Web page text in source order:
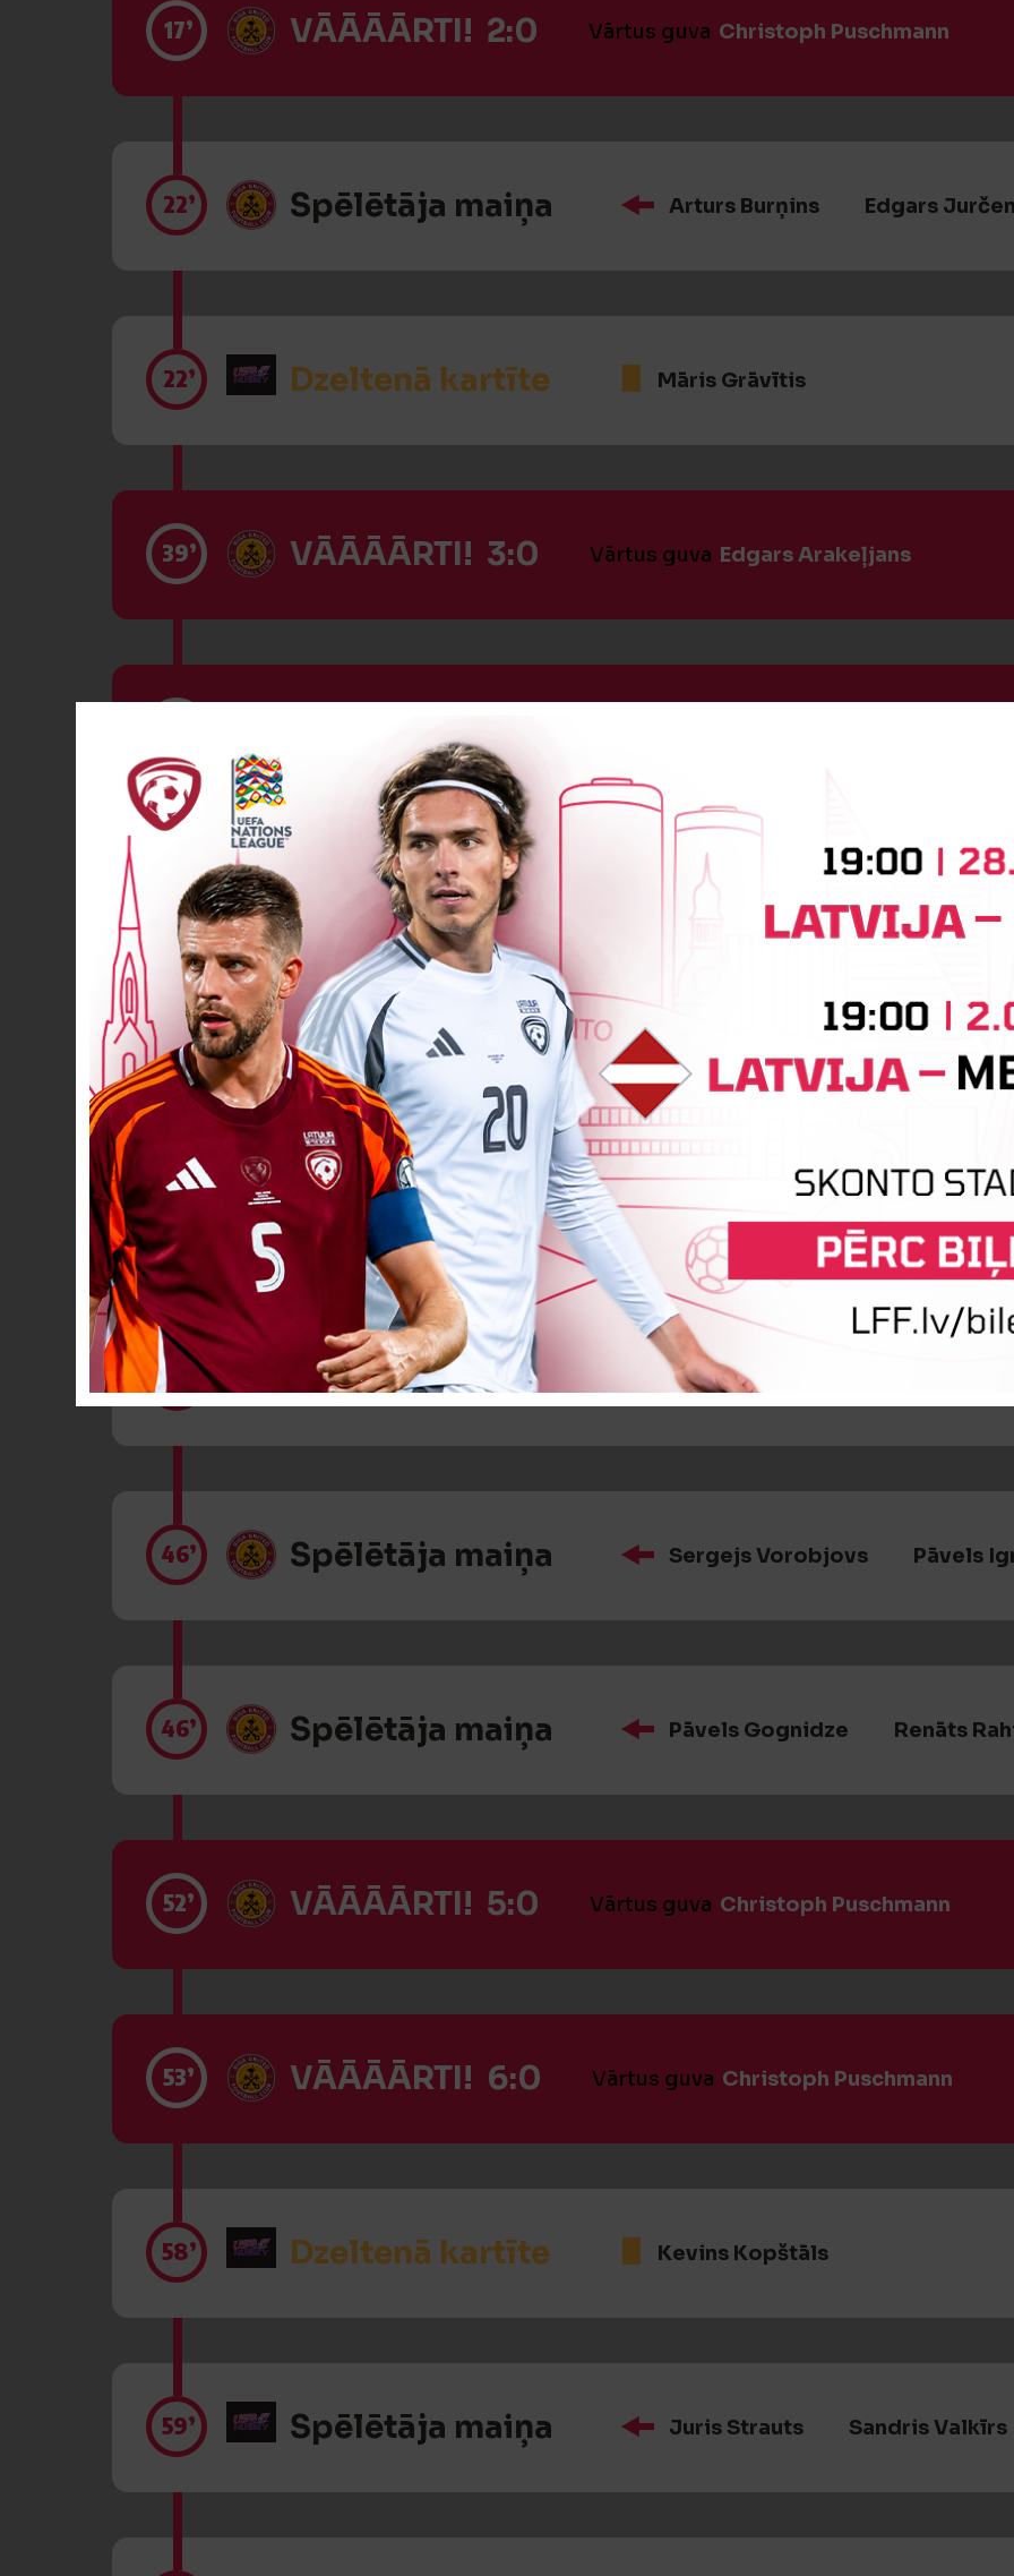
17’ VĀĀĀĀRTI! 2:0 Vārtus guva Christoph Puschmann
22’ Spēlētāja maiņa Arturs Burņins Edgars
22’ Dzeltenā kartīte Māris Grāvītis
39’ VĀĀĀĀRTI! 3:0 Vārtus guva Edgars Arakeļjans
VĀĀĀĀRTI! 4:0
BEIDZIES PIRMAIS PUSLAIKS
OTRĀ PUSLAIKA SĀKUMS
Spēlētāja maiņa Māris Grāvītis
46’ Spēlētāja maiņa Markuss Sārs
46’ Spēlētāja maiņa Sergejs Vorobjovs Pāvels
46’ Spēlētāja maiņa Pāvels Gognidze Renāts
52’ VĀĀĀĀRTI! 5:0 Vārtus guva Christoph Puschmann
53’ VĀĀĀĀRTI! 6:0 Vārtus guva Christoph Puschmann
58’ Dzeltenā kartīte Kevins Kopštāls
59’ Spēlētāja maiņa Juris Strauts Sandris Valkīrs